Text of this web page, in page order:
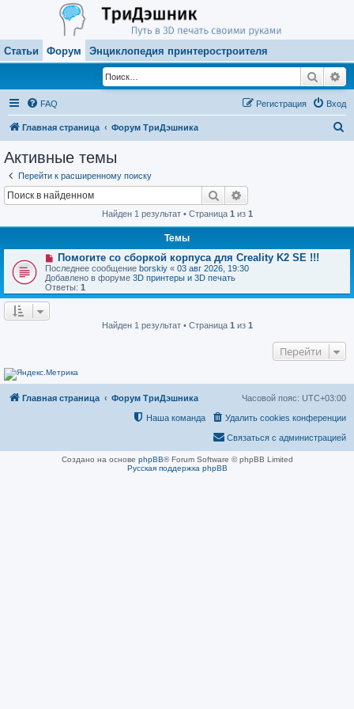
Статьи Форум Энциклопедия принтеростроителя
Поиск
FAQ Вход
Регистрация
Главная страница Форум ТриДэшника
Активные темы
Перейти к расширенному поиску
Поиск
Найден 1 результат • Страница 1 из 1
Темы
Н
о
в
о
е
и
Помогите со сборкой корпуса для Creality K2 SE !!!
Последнее сообщение borskiy « 03 авг 2026, 19:30
Добавлено в форуме 3D принтеры и 3D печать
Ответы: 1
Найден 1 результат • Страница 1 из 1
Перейти
Главная страница Форум ТриДэшника Часовой пояс: UTC+03:00
Удалить cookies конференции
Наша команда
Связаться с администрацией
Создано на основе phpBB® Forum Software © phpBB Limited
Русская поддержка phpBB